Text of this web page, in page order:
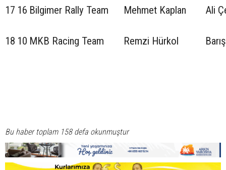
17 16 Bilgimer Rally Team Mehmet Kaplan Ali
18 10 MKB Racing Team Remzi Hürkol
Bu haber toplam 158 defa okunmuştur